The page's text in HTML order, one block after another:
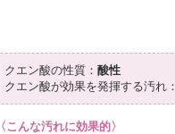
クエン酸の性質： 酸性
クエン酸が効果を発揮する汚れ：
〈こんな汚れに効果的〉